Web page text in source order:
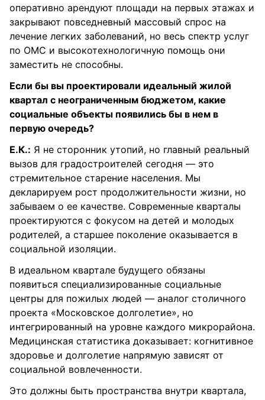
оперативно арендуют площади на первых этажах и
закрывают повседневный массовый спрос на
лечение легких заболеваний, но весь спектр услуг
по ОМС и высокотехнологичную помощь они
заместить не способны.
Если бы вы проектировали идеальный жилой
квартал с неограниченным бюджетом, какие
социальные объекты появились бы в нем в
первую очередь?
Е.К.: Я не сторонник утопий, но главный реальный
вызов для градостроителей сегодня — это
стремительное старение населения. Мы
декларируем рост продолжительности жизни, но
забываем о ее качестве. Современные кварталы
проектируются с фокусом на детей и молодых
родителей, а старшее поколение оказывается в
социальной изоляции.
В идеальном квартале будущего обязаны
появиться специализированные социальные
центры для пожилых людей — аналог столичного
проекта «Московское долголетие», но
интегрированный на уровне каждого микрорайона.
Медицинская статистика доказывает: когнитивное
здоровье и долголетие напрямую зависят от
социальной вовлеченности.
Это должны быть пространства внутри квартала,